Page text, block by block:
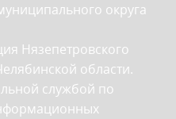
округа
Нязепетровского
области.
службой по